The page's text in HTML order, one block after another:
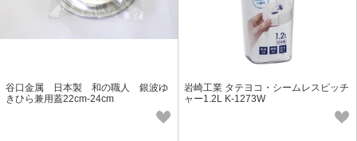
谷口金属 日本製 和の職人 銀波ゆ
きひら兼用蓋22cm-24cm
岩崎工業 タテヨコ・シームレスピッチ
ャー1.2L K-1273W